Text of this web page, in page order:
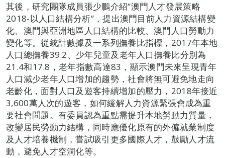
其後，研究團隊成員張少鵬介紹“澳門人才發展策略
2018-以人口結構分析”，提出澳門目前人力資源結構變
化、澳門與亞洲地區人口結構的比較、澳門人口勞動力
變化等。從統計數據及一系列撫養比指標，2017年本地
人口總撫養39.2、少年兒童及老年人口撫養比分別為
21.4和17.8，老年指數高達83，顯示澳門未來呈現青年
人口減少老年人口增加的趨勢，社會將無可避免地走向
老齡化，面對人口及遊客持續增加的壓力，2018年接近
3,600萬人次的遊客，如何緩解人力資源緊張會成為重
要社會問題。有委員認為重點需提升本地勞動力質量，
改變居民勞動力結構，同時應優化原有的外僱就業制度
及人才培養機制，嘗試吸引更多國際人才，鼓勵人才流
動，避免人才空洞化等。